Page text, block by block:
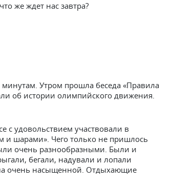
же ждет нас завтра?
Утром прошла беседа «Правила
об истории олимпийского движения.
с удовольствием участвовали в
и шарами». Чего только не пришлось
очень разнообразными. Были и
бегали, надували и лопали
очень насыщенной. Отдыхающие